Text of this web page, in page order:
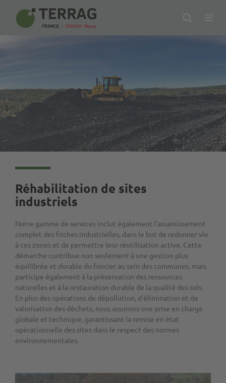
Réhabilitation de sites
industriels
Notre gamme de services inclut également l'assainissement
complet des friches industrielles, dans le but de redonner vie
à ces zones et de permettre leur réutilisation active. Cette
démarche contribue non seulement à une gestion plus
équilibrée et durable du foncier au sein des communes, mais
participe également à la préservation des ressources
naturelles et à la restauration durable de la qualité des sols.
En plus des opérations de dépollution, d'élimination et de
valorisation des déchets, nous assurons une prise en charge
globale et technique, garantissant la remise en état
opérationnelle des sites dans le respect des normes
environnementales.